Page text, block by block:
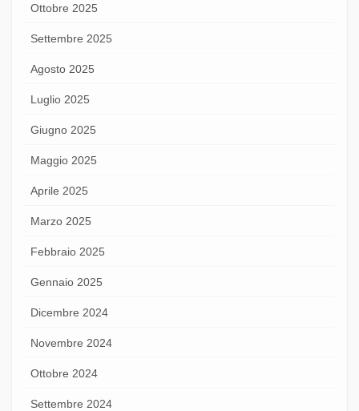
Ottobre 2025
Settembre 2025
Agosto 2025
Luglio 2025
Giugno 2025
Maggio 2025
Aprile 2025
Marzo 2025
Febbraio 2025
Gennaio 2025
Dicembre 2024
Novembre 2024
Ottobre 2024
Settembre 2024